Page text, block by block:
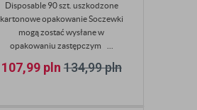
Disposable 90 szt. uszkodzone
kartonowe opakowanie Soczewki
mogą zostać wysłane w
opakowaniu zastępczym ...
107,99 pln 134,99pln